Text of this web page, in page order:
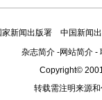
家新闻出版署
中国新闻
杂志简介 -网站简介 -
Copyright©
转载需注明来源